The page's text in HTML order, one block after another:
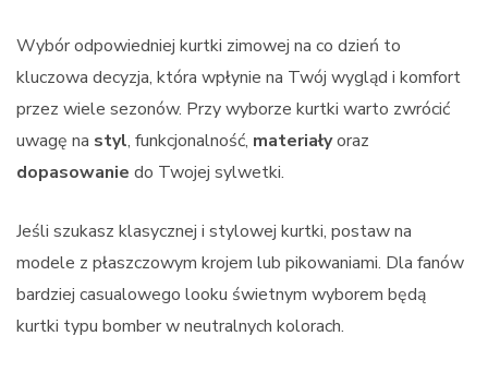
Wybór odpowiedniej kurtki zimowej na co dzień to
kluczowa decyzja, która wpłynie na Twój wygląd i komfort
przez wiele sezonów. Przy wyborze kurtki warto zwrócić
uwagę na styl, funkcjonalność, materiałyoraz
dopasowanie do Twojej sylwetki.
Jeśli szukasz klasycznej i stylowej kurtki, postaw na
modele z płaszczowym krojem lub pikowaniami. Dla fanów
bardziej casualowego looku świetnym wyborem będą
kurtki typu bomber w neutralnych kolorach.